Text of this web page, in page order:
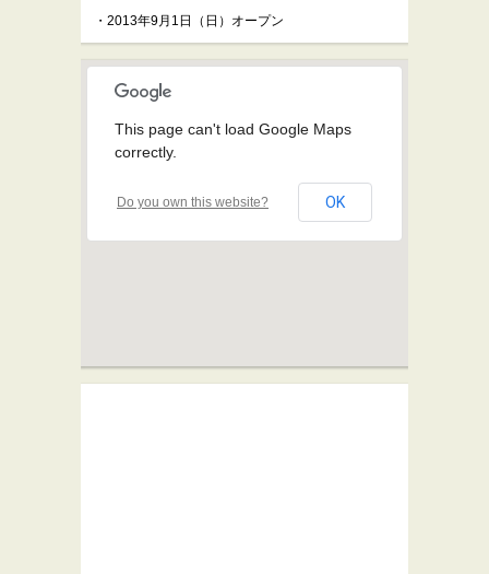
・2013年9月1日（日）オープン
This page can't load Google Maps
correctly.
Do you own this website? OK